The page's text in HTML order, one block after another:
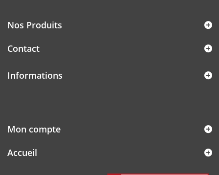
Nos Produits
Contact
Informations
Mon compte
Accueil